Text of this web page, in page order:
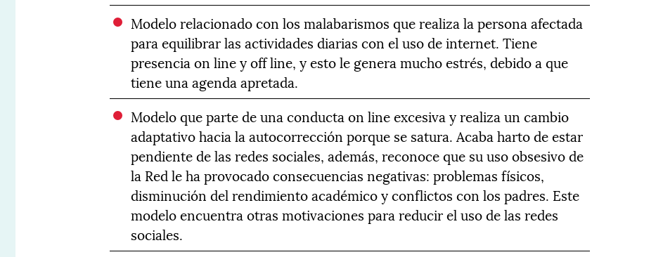
Modelo relacionado con los malabarismos que realiza la persona afectada
para equilibrar las actividades diarias con el uso de internet. Tiene
presencia on line y off line, y esto le genera mucho estrés, debido a que
tiene una agenda apretada.
Modelo que parte de una conducta on line excesiva y realiza un cambio
adaptativo hacia la autocorrección porque se satura. Acaba harto de estar
pendiente de las redes sociales, además, reconoce que su uso obsesivo de
la Red le ha provocado consecuencias negativas: problemas físicos,
disminución del rendimiento académico y conflictos con los padres. Este
modelo encuentra otras motivaciones para reducir el uso de las redes
sociales.